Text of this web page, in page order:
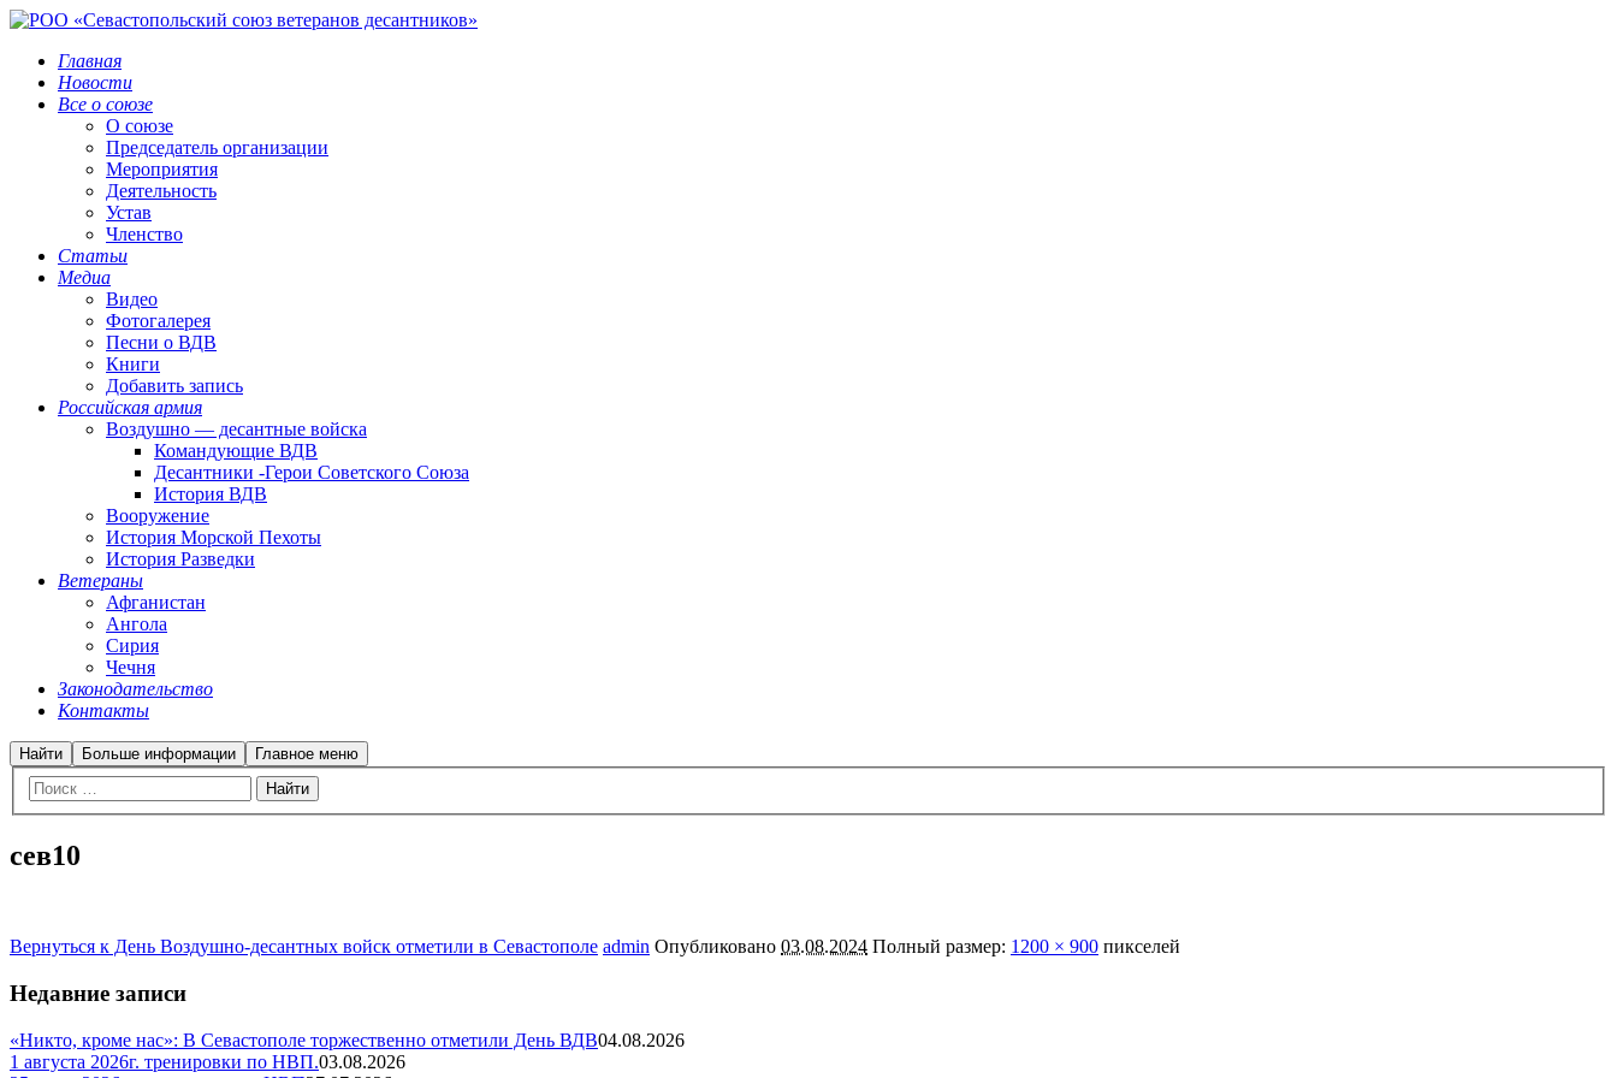
Главная
Новости
Все о союзе
О союзе
Председатель организации
Мероприятия
Деятельность
Устав
Членство
Статьи
Медиа
Видео
Фотогалерея
Песни о ВДВ
Книги
Добавить запись
Российская армия
Воздушно — десантные войска
Командующие ВДВ
Десантники -Герои Советского Союза
История ВДВ
Вооружение
История Морской Пехоты
История Разведки
Ветераны
Афганистан
Ангола
Сирия
Чечня
Законодательство
Контакты
Найти Больше информации Главное меню
сев10
Вернуться к День Воздушно-десантных войск отметили в Севастополе admin Опубликовано 03.08.2024 Полный размер: 1200 × 900 пикселей
Недавние записи
«Никто, кроме нас»: В Севастополе торжественно отметили День ВДВ04.08.2026
1 августа 2026г. тренировки по НВП.03.08.2026